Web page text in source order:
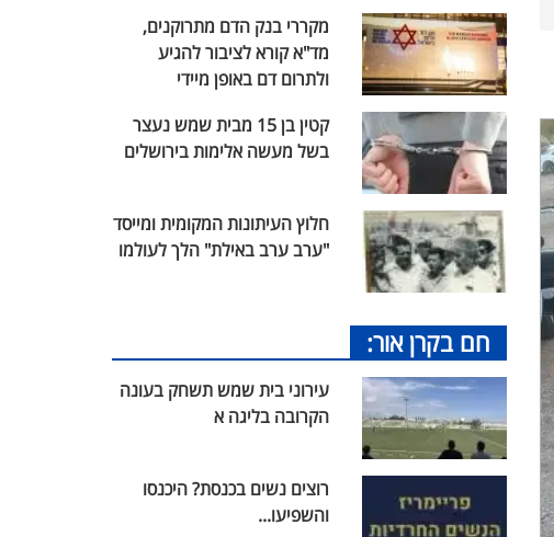
מקררי בנק הדם מתרוקנים,
מד"א קורא לציבור להגיע
ולתרום דם באופן מיידי
קטין בן 15 מבית שמש נעצר
בשל מעשה אלימות בירושלים
חלוץ העיתונות המקומית ומייסד
"ערב ערב באילת" הלך לעולמו
חם בקרן אור:
עירוני בית שמש תשחק בעונה
הקרובה בליגה א
רוצים נשים בכנסת? היכנסו
והשפיעו...